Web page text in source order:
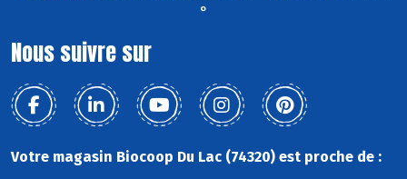
°
Nous suivre sur
Votre magasin Biocoop Du Lac (74320) est proche de :